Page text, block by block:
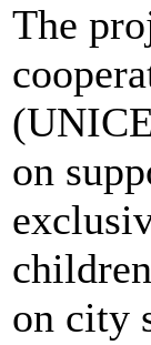
The
on
on city